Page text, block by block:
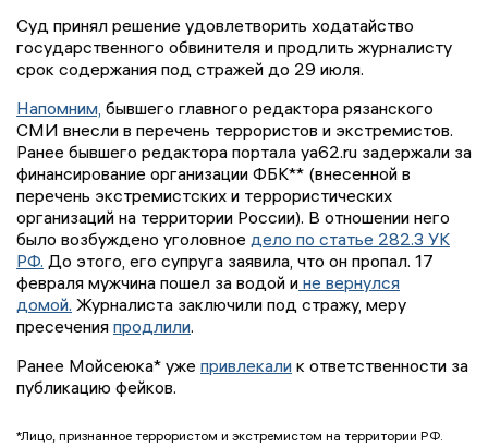
Суд принял решение удовлетворить ходатайство
государственного обвинителя и продлить журналисту
срок содержания под стражей до 29 июля.
Напомним, бывшего главного редактора рязанского
СМИ внесли в перечень террористов и экстремистов.
Ранее бывшего редактора портала ya62.ru задержали за
финансирование организации ФБК** (внесенной в
перечень экстремистских и террористических
организаций на территории России). В отношении него
было возбуждено уголовное дело по статье 282.3 УК
РФ. До этого, его супруга заявила, что он пропал. 17
февраля мужчина пошел за водой и не вернулся
домой. Журналиста заключили под стражу, меру
пресечения продлили.
Ранее Мойсеюка* уже привлекали к ответственности за
публикацию фейков.
*Лицо, признанное террористом и экстремистом на территории РФ.